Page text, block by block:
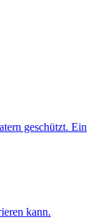
geschützt. Ein
kann.